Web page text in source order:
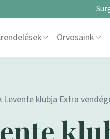
Orvosaink
Levente klubja Extra